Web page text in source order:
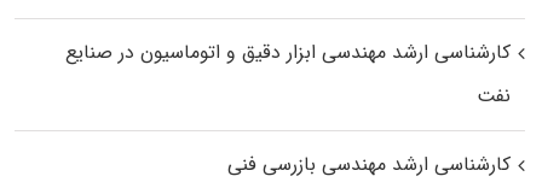
کارشناسی ارشد مهندسی ابزار دقیق و اتوماسیون در صنایع
نفت
کارشناسی ارشد مهندسی بازرسی فنی